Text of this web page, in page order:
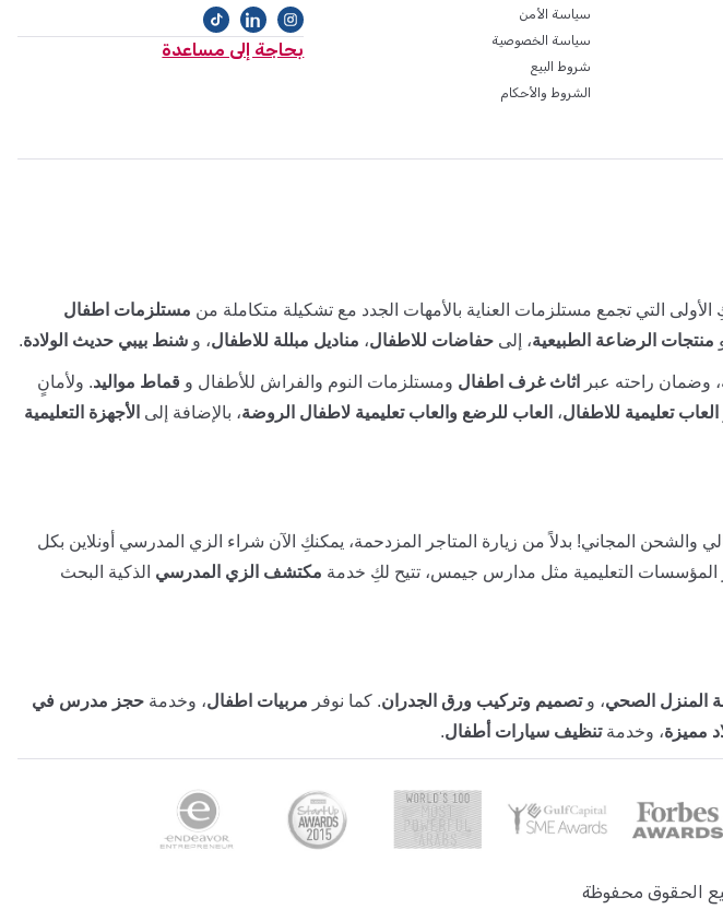
سياسة الأمن
سياسة الخصوصية
شروط البيع
الشروط والأحكام
بحاجة إلى مساعدة
التي تجمع مستلزمات العناية بالأمهات الجدد مع تشكيلة متكاملة من مستلزمات اطفال
منتجات الرضاعة الطبيعية، إلى حفاضات للاطفال، مناديل مبللة للاطفال، و شنط بيبي حديث الولادة.
وضمان راحته عبر اثاث غرف اطفال ومستلزمات النوم والفراش للأطفال و قماط مواليد. ولأمانٍ
العاب تعليمية للاطفال، العاب للرضع والعاب تعليمية لاطفال الروضة، بالإضافة إلى الأجهزة التعليمية
والشحن المجاني! بدلاً من زيارة المتاجر المزدحمة، يمكنكِ الآن شراء الزي المدرسي أونلاين بكل
المؤسسات التعليمية مثل مدارس جيمس، تتيح لكِ خدمة مكتشف الزي المدرسي الذكية البحث
المنزل الصحي، وتصميم وتركيب ورق الجدران. كما نوفر مربيات اطفال، وخدمة حجز مدرس في
مميزة، وخدمةتنظيف سيارات أطفال.
الحقوق محفوظة